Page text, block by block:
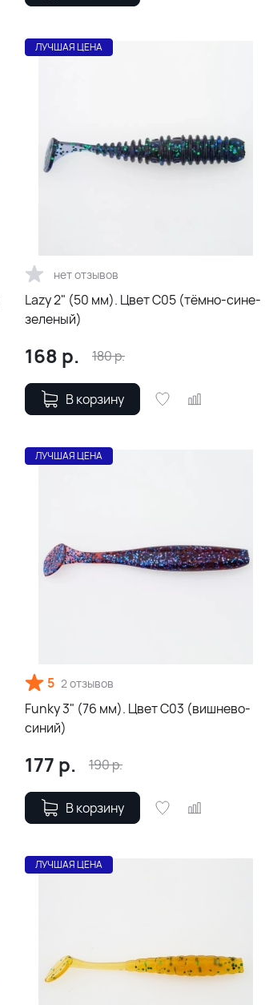
ЛУЧШАЯ ЦЕНА
нет отзывов
Lazy 2" (50 мм). Цвет С05 (тёмно-сине-
зеленый)
168 р. 180р.
В корзину
ЛУЧШАЯ ЦЕНА
5 2 отзывов
Funky 3" (76 мм). Цвет С03 (вишнево-
синий)
177 р. 190р.
В корзину
ЛУЧШАЯ ЦЕНА